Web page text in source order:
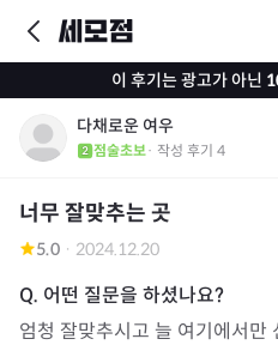
이 후기는 광고가 아닌
다채로운 여우
점술초보· 작성 후기 4
너무 잘맞추는 곳
5.0 · 2024.12.20
엄청 잘맞추시고 늘 여기에서만